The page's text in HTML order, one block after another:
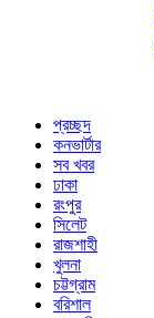
প্রচ্ছদ
কনভার্টার
সব খবর
ঢাকা
রংপুর
সিলেট
রাজশাহী
খুলনা
চট্টগ্রাম
বরিশাল